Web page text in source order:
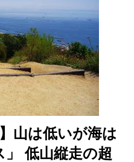
山は低いが海は
低山縦走の超